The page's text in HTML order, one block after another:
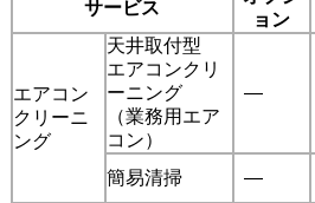
サービス
ョン
エアコン
クリーニ
ング
天井取付型
エアコンクリ
ーニング
（業務用エア
コン）
―
簡易清掃 ―